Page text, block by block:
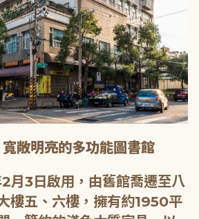
敞明亮的多功能圖書館
月3日啟用，由舊館喬遷至八
樓五、六樓，擁有約1950平